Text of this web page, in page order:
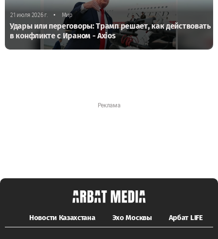
21 июля 2026 г. • Мир
Удары или переговоры: Трамп решает, как действовать
в конфликте с Ираном - Axios
Новости Казахстана Эхо Москвы Арбат LIFE